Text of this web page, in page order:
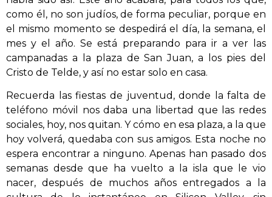
como él, no son judíos, de forma peculiar, porque en
el mismo momento se despedirá el día, la semana, el
mes y el año. Se está preparando para ir a ver las
campanadas a la plaza de San Juan, a los pies del
Cristo de Telde, y así no estar solo en casa.
Recuerda las fiestas de juventud, donde la falta de
teléfono móvil nos daba una libertad que las redes
sociales, hoy, nos quitan. Y cómo en esa plaza, a la que
hoy volverá, quedaba con sus amigos. Esta noche no
espera encontrar a ninguno. Apenas han pasado dos
semanas desde que ha vuelto a la isla que le vio
nacer, después de muchos años entregados a la